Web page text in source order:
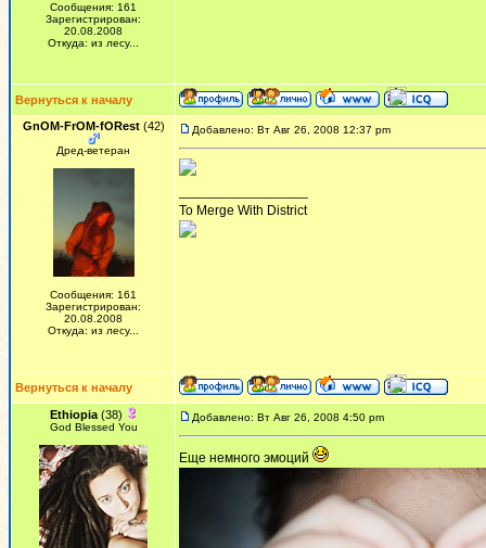
Сообщения: 161
Зарегистрирован:
20.08.2008
Откуда: из лесу...
Вернуться к началу
GnOM-FrOM-fORest(42)
Дред-ветеран
Сообщения: 161
Зарегистрирован:
20.08.2008
Откуда: из лесу...
Добавлено: Вт Авг 26, 2008 12:37 pm
To Merge With District
Вернуться к началу
Ethiopia(38)
God Blessed You
Добавлено: Вт Авг 26, 2008 4:50 pm
Еще немного эмоций